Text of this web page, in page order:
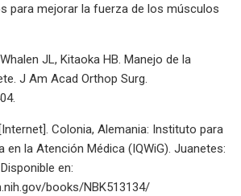
para mejorar la fuerza de los músculos
JL, Kitaoka HB. Manejo de la
J Am Acad Orthop Surg.
Colonia, Alemania: Instituto para
en la Atención Médica (IQWiG). Juanetes:
en:
books/NBK513134/